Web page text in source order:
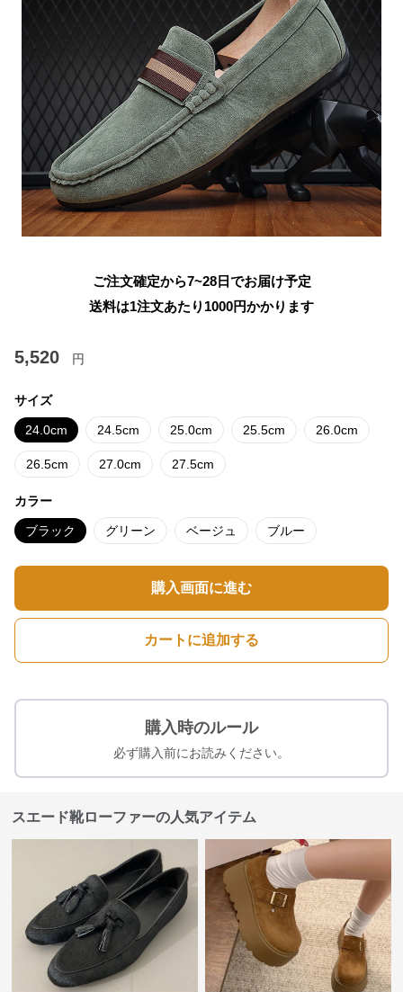
ご注文確定から7~28日でお届け予定
送料は1注文あたり 1000円かかります
5,520 円
サイズ
24.0cm 24.5cm 25.0cm 25.5cm 26.0cm
26.5cm 27.0cm 27.5cm
カラー
ブラック グリーン ベージュ ブルー
購入画面に進む
カートに追加する
購入時のルール
必ず購入前にお読みください。
スエード靴ローファーの人気アイテム